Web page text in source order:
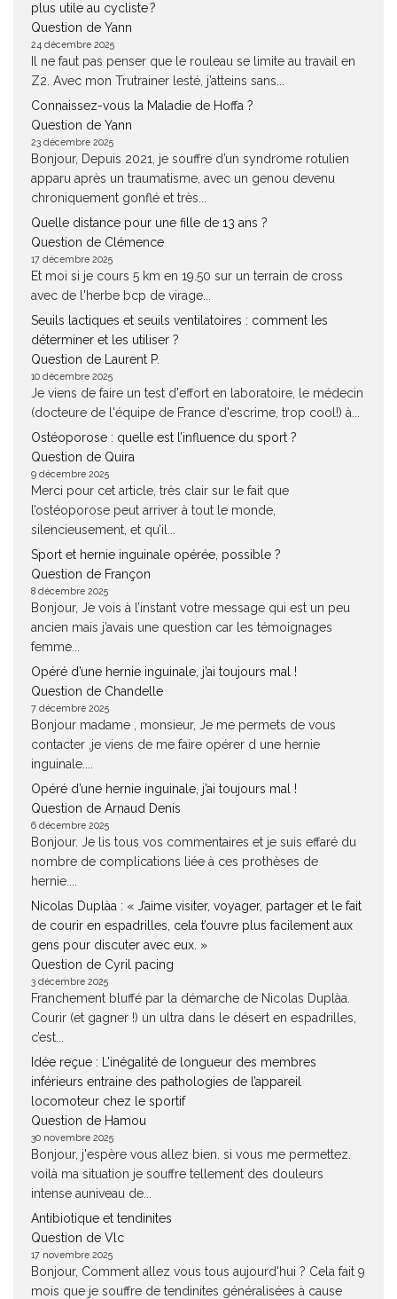
plus utile au cycliste ?
Question de Yann
24 décembre 2025
Il ne faut pas penser que le rouleau se limite au travail en
Z2. Avec mon Trutrainer lesté, j’atteins sans...
Connaissez-vous la Maladie de Hoffa ?
Question de Yann
23 décembre 2025
Bonjour, Depuis 2021, je souffre d’un syndrome rotulien
apparu après un traumatisme, avec un genou devenu
chroniquement gonflé et très...
Quelle distance pour une fille de 13 ans ?
Question de Clémence
17 décembre 2025
Et moi si je cours 5 km en 19.50 sur un terrain de cross
avec de l'herbe bcp de virage...
Seuils lactiques et seuils ventilatoires : comment les
déterminer et les utiliser ?
Question de Laurent P.
10 décembre 2025
Je viens de faire un test d'effort en laboratoire, le médecin
(docteure de l'équipe de France d'escrime, trop cool!) à...
Ostéoporose : quelle est l’influence du sport ?
Question de Quira
9 décembre 2025
Merci pour cet article, très clair sur le fait que
l’ostéoporose peut arriver à tout le monde,
silencieusement, et qu’il...
Sport et hernie inguinale opérée, possible ?
Question de Françon
8 décembre 2025
Bonjour, Je vois à l’instant votre message qui est un peu
ancien mais j’avais une question car les témoignages
femme...
Opéré d’une hernie inguinale, j’ai toujours mal !
Question de Chandelle
7 décembre 2025
Bonjour madame , monsieur, Je me permets de vous
contacter ,je viens de me faire opérer d une hernie
inguinale....
Opéré d’une hernie inguinale, j’ai toujours mal !
Question de Arnaud Denis
6 décembre 2025
Bonjour. Je lis tous vos commentaires et je suis effaré du
nombre de complications liée à ces prothèses de
hernie....
Nicolas Duplàa : « J’aime visiter, voyager, partager et le fait
de courir en espadrilles, cela t’ouvre plus facilement aux
gens pour discuter avec eux. »
Question de Cyril pacing
3 décembre 2025
Franchement bluffé par la démarche de Nicolas Duplàa.
Courir (et gagner !) un ultra dans le désert en espadrilles,
c’est...
Idée reçue : L’inégalité de longueur des membres
inférieurs entraine des pathologies de l’appareil
locomoteur chez le sportif
Question de Hamou
30 novembre 2025
Bonjour, j'espère vous allez bien. si vous me permettez.
voilà ma situation je souffre tellement des douleurs
intense auniveau de...
Antibiotique et tendinites
Question de Vlc
17 novembre 2025
Bonjour, Comment allez vous tous aujourd'hui ? Cela fait 9
mois que je souffre de tendinites généralisées à cause